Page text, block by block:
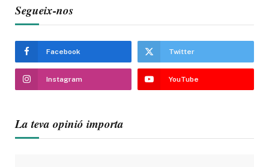
Segueix-nos
Facebook Twitter
Instagram YouTube
La teva opinió importa